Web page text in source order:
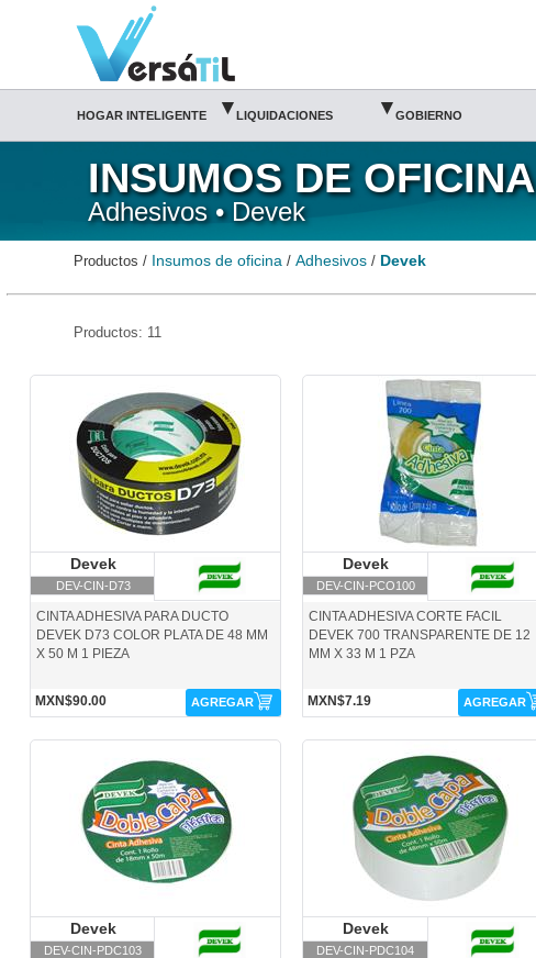
Devek/Adhesivos/Insumos de oficina|Versátil TI
HOGAR INTELIGENTE ▾ LIQUIDACIONES ▾ GOBIERNO
INSUMOS DE OFICINA
Adhesivos • Devek
Productos / Insumos de oficina /Adhesivos / Devek
Productos: 11
Devek
DEV-CIN-D73
CINTA ADHESIVA PARA DUCTO
DEVEK D73 COLOR PLATA DE 48 MM
X 50 M 1 PIEZA
MXN$90.00 AGREGAR
DEV-CIN-PCO100-Devek
Devek
DEV-CIN-PCO100
CINTA ADHESIVA CORTE FACIL
DEVEK 700 TRANSPARENTE DE 12
MM X 33 M 1 PZA
MXN$7.19 AGREGAR
Devek
DEV-CIN-PDC103
Devek
DEV-CIN-PDC104